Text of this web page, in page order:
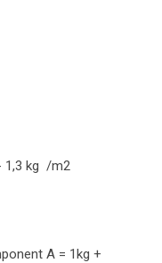
1,3 kg /m2
A = 1kg +